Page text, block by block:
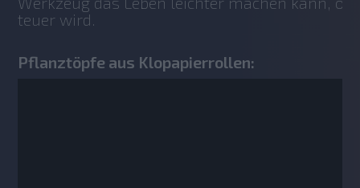
teuer wird.
Pflanztöpfe aus Klopapierrollen: